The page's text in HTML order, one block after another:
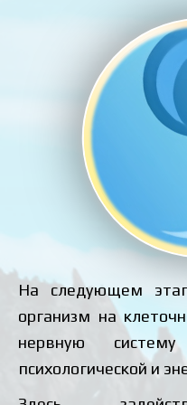
u
s
На следующем
организм на
нервную
психологической и